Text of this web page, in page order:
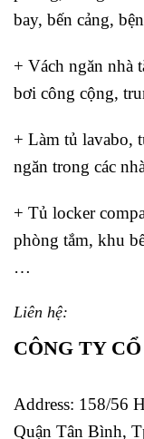
bay, bến cảng,
+ Vách ngăn nhà
bơi công cộng,
+ Làm tủ lavabo,
ngăn trong các
+ Tủ locker
phòng tắm, khu
…
Liên hệ:
CÔNG TY
Address: 158/56
Quận Tân Bình,